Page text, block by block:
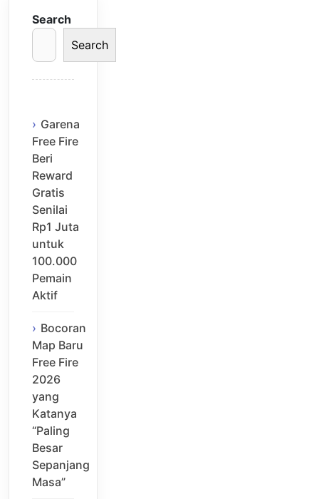
Search
Search
Garena
Free Fire
Beri
Reward
Gratis
Senilai
Rp1 Juta
untuk
100.000
Pemain
Aktif
Bocoran
Map Baru
Free Fire
2026
yang
Katanya
“Paling
Besar
Sepanjang
Masa”